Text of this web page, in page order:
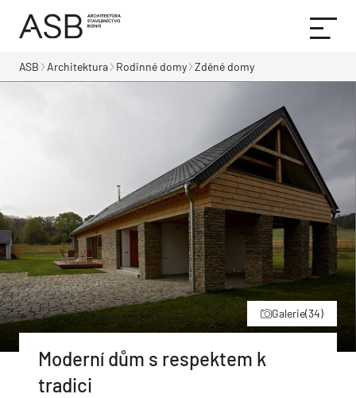
ASB Architektura Rodinné domy Zděné domy
Galerie(34)
Moderní dům s respektem k
tradici